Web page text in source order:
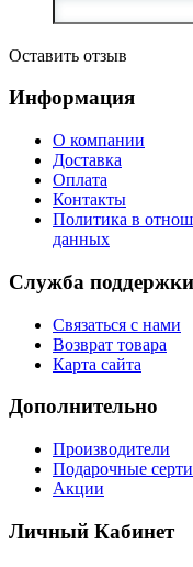
Оставить отзыв
Информация
О компании
Доставка
Оплата
Контакты
Политика в
данных
Служба поддержки
Связаться с нами
Возврат товара
Карта сайта
Дополнительно
Производители
Подарочные
Акции
Личный Кабинет